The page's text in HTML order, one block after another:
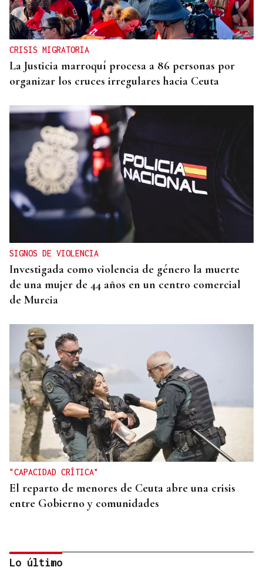
CRISIS MIGRATORIA
La Justicia marroquí procesa a 86 personas por
organizar los cruces irregulares hacia Ceuta
SIGNOS DE VIOLENCIA
Investigada como violencia de género la muerte
de una mujer de 44 años en un centro comercial
de Murcia
"CAPACIDAD CRÍTICA"
El reparto de menores de Ceuta abre una crisis
entre Gobierno y comunidades
Lo último